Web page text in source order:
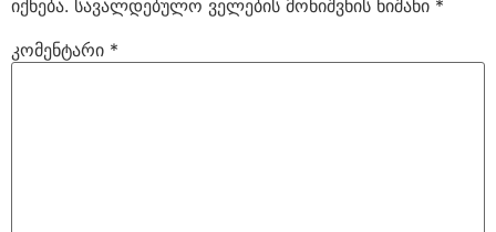
იქნება. სავალდებულო ველების მონიშვნის ნიშანი *
კომენტარი *